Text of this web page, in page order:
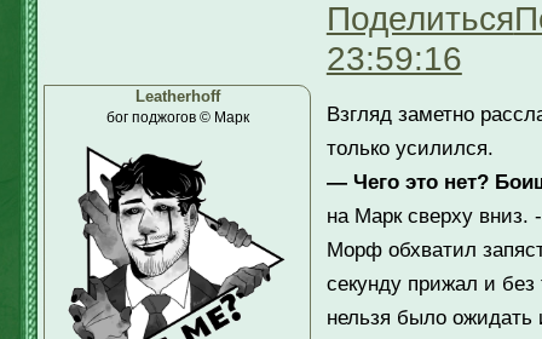
Поделиться
23:59:16
Leatherhoff
бог поджогов © Марк
Взгляд заметно
только усилился.
— Чего это нет?
на Марк сверху вниз.
Морф обхватил
секунду прижал и без
нельзя было ожидать